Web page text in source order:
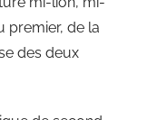
premier, de la
des deux